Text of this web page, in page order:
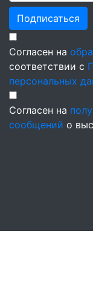
Подписаться
Согласен на
соответствии с
персональных
Согласен на
сообщений о